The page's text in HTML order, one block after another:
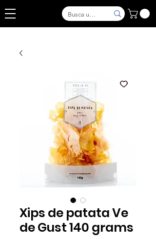
Xips de patata Ve
de Gust 140 grams